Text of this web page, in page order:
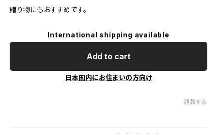
贈り物にもおすすめです。
International shipping available
Add to cart
日本国内にお住まいの方向け
通報する